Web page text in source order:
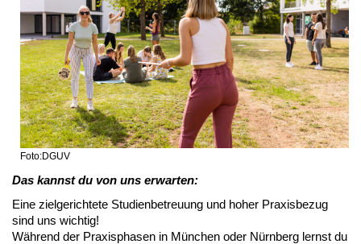
Foto:DGUV
Das kannst du von uns erwarten:
Eine zielgerichtete Studienbetreuung und hoher Praxisbezug
sind uns wichtig!
Während der Praxisphasen in München oder Nürnberg lernst du